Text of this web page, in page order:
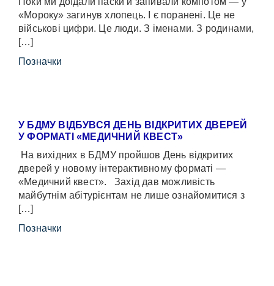
«Мороку» загинув хлопець. І є поранені. Це не
військові цифри. Це люди. З іменами. З родинами,
[…]
Позначки
У БДМУ ВІДБУВСЯ ДЕНЬ ВІДКРИТИХ ДВЕРЕЙ
У ФОРМАТІ «МЕДИЧНИЙ КВЕСТ»
На вихідних в БДМУ пройшов День відкритих
дверей у новому інтерактивному форматі —
«Медичний квест». Захід дав можливість
майбутнім абітурієнтам не лише ознайомитися з
[…]
Позначки